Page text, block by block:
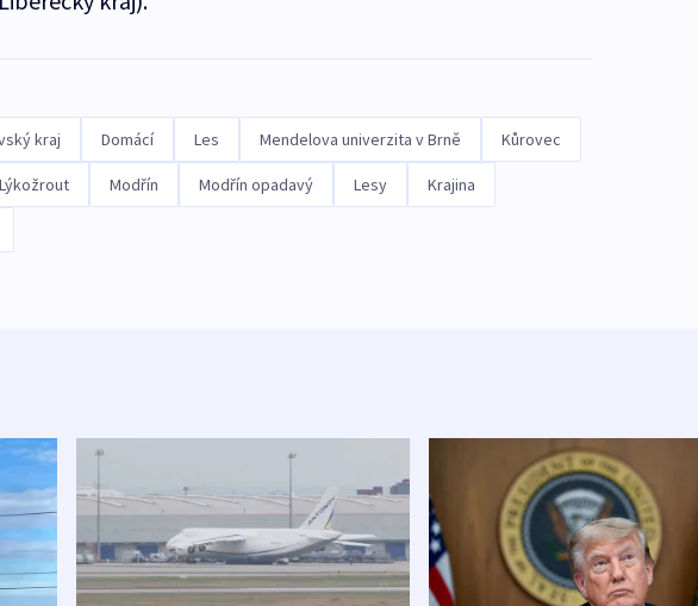
kraj Domácí Les Mendelova univerzita v Brně Kůrovec
Lýkožrout Modřín Modřín opadavý Lesy Krajina